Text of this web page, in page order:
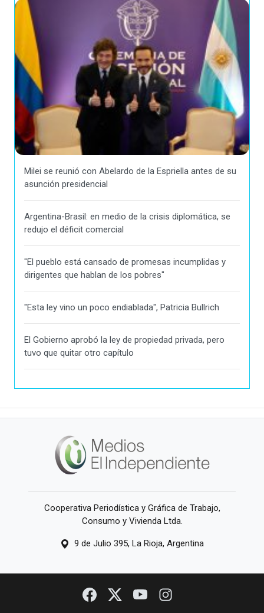
Milei se reunió con Abelardo de la Espriella antes de su
asunción presidencial
Argentina-Brasil: en medio de la crisis diplomática, se
redujo el déficit comercial
"El pueblo está cansado de promesas incumplidas y
dirigentes que hablan de los pobres"
"Esta ley vino un poco endiablada", Patricia Bullrich
El Gobierno aprobó la ley de propiedad privada, pero
tuvo que quitar otro capítulo
Cooperativa Periodística y Gráfica de Trabajo,
Consumo y Vivienda Ltda.
9 de Julio 395, La Rioja, Argentina